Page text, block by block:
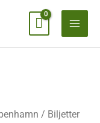
/ Biljetter